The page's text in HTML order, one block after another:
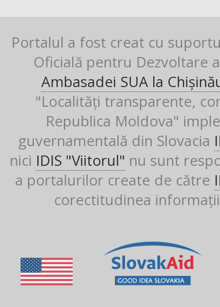
Portalul a fost creat cu
Oficială pentru Dezvoltare
Ambasadei SUA la
"Localități transparente,
Republica Moldova"
guvernamentală din Slovacia
nici IDIS "Viitorul" nu sunt
a portalurilor create de către
corectitudinea